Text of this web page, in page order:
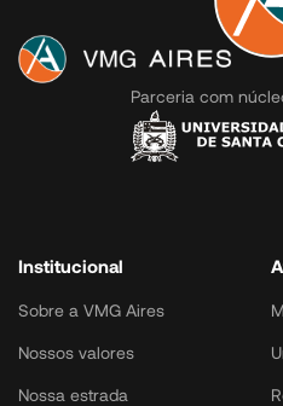
Contato
Parceria com
Institucional
Sobre a VMG Aires
Nossos valores
Nossa estrada